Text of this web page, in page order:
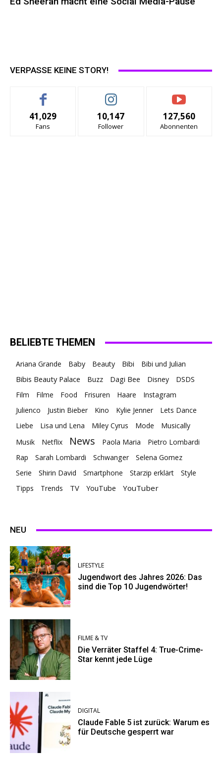
VERPASSE KEINE STORY!
41,029
Fans
10,147
Follower
127,560
Abonnenten
BELIEBTE THEMEN
Ariana Grande Baby Beauty Bibi Bibi und Julian
Bibis Beauty Palace Buzz Dagi Bee Disney
DSDS
Film
Filme Food Frisuren Haare
Instagram
Julienco
Justin Bieber Kino Kylie Jenner
Lets Dance
Liebe
Lisa und Lena Miley Cyrus Mode
Musically
Musik
Netflix News Paola Maria
Pietro Lombardi
Rap
Sarah Lombardi Schwanger
Selena Gomez
Serie
Shirin David Smartphone Starzip erklärt
Style
Tipps
Trends TV YouTube YouTuber
NEU
LIFESTYLE
Jugendwort des Jahres 2026: Das
sind die Top 10 Jugendwörter!
FILME & TV
Die Verräter Staffel 4: True-Crime-
Star kennt jede Lüge
DIGITAL
Claude Fable 5 ist zurück: Warum es
für Deutsche gesperrt war